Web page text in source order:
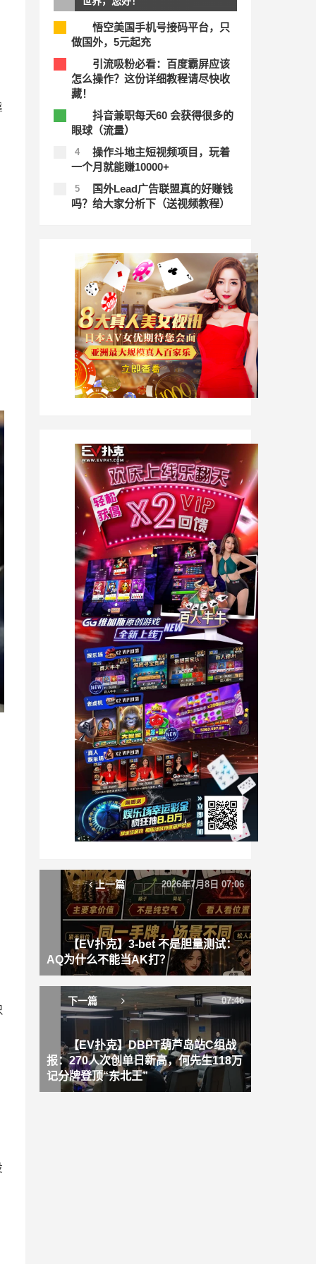
悟空美国手机号接码平台，只
做国外，5元起充
引流吸粉必看：百度霸屏应该
怎么操作？这份详细教程请尽快收
藏！
抖音兼职每天60 会获得很多的
眼球（流量）
4
操作斗地主短视频项目，玩着
一个月就能赚10000+
5
国外Lead广告联盟真的好赚钱
吗？给大家分析下（送视频教程）
上一篇
【EV扑克】3-bet 不是胆量测试：
AQ为什么不能当AK打？
2026年7月8日 07:06
下一篇
【EV扑克】DBPT葫芦岛站C组战
报：270人次创单日新高，何先生118万
记分牌登顶“东北王”
07:46